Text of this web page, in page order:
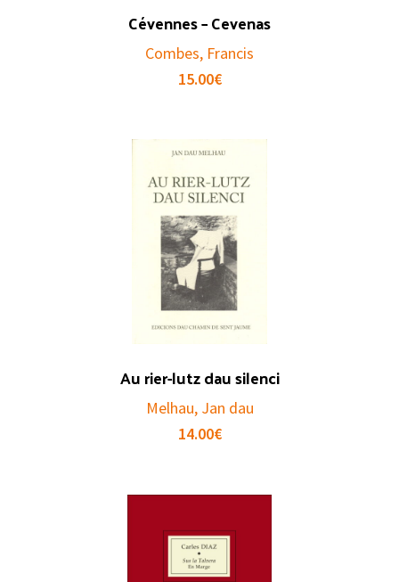
Cévennes – Cevenas
Combes, Francis
15.00€
Au rier-lutz dau silenci
Melhau, Jan dau
14.00€